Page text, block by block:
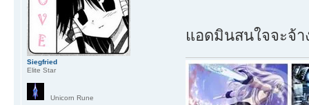
แอดมินสนใจจะจ้
Siegfried
Elite Star
Unicorn Rune